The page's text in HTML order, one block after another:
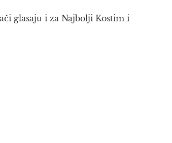
glasaju i za Najbolji Kostim i